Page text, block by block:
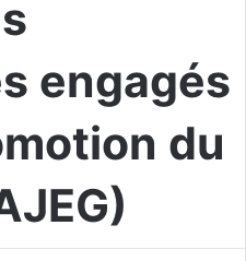
engagés
du